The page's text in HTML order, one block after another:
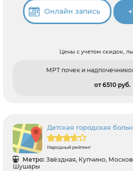
Онлайн запись
Цены с учетом скидок,
МРТ почек и
от 6510 pуб.
Детская городская
Народный рейтинг
Метро: Звёздная, Купчино,
Шушары